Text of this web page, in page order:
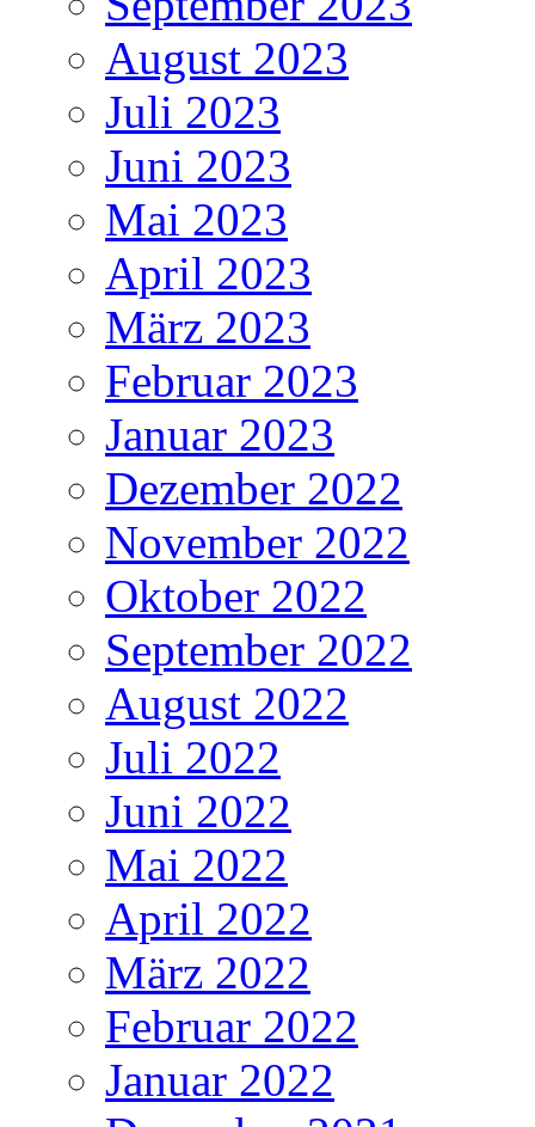
August 2023
Juli 2023
Juni 2023
Mai 2023
April 2023
März 2023
Februar 2023
Januar 2023
Dezember 2022
November 2022
Oktober 2022
September 2022
August 2022
Juli 2022
Juni 2022
Mai 2022
April 2022
März 2022
Februar 2022
Januar 2022